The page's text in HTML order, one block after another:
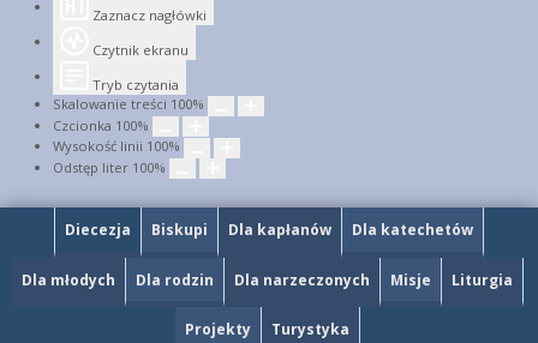
Zaznacz nagłówki
Czytnik ekranu
Tryb czytania
Skalowanie treści 100%
Czcionka 100%
Wysokość linii 100%
Odstęp liter 100%
Diecezja Biskupi Dla kapłanów Dla katechetów
Dla młodych Dla rodzin Dla narzeczonych Misje Liturgia
Projekty Turystyka